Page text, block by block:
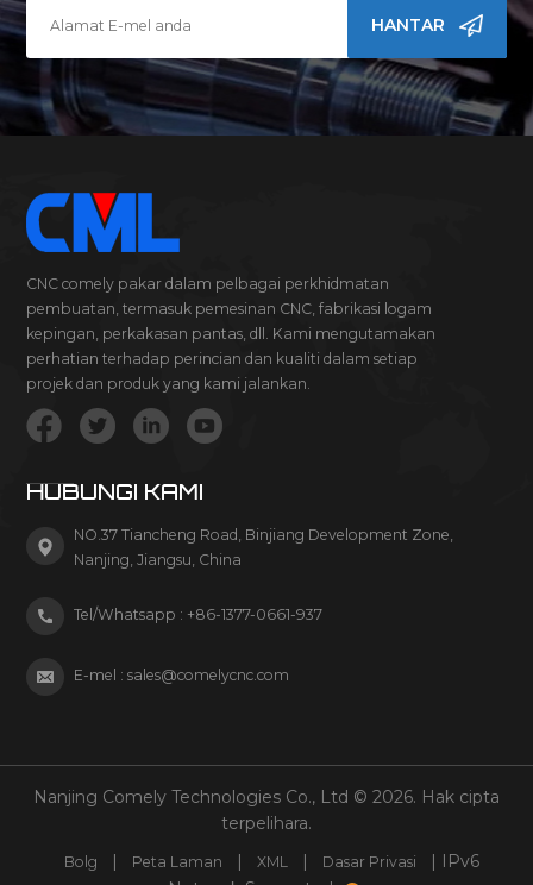
HANTAR
CNC comely pakar dalam pelbagai perkhidmatan
pembuatan, termasuk pemesinan CNC, fabrikasi logam
kepingan, perkakasan pantas, dll. Kami mengutamakan
perhatian terhadap perincian dan kualiti dalam setiap
projek dan produk yang kami jalankan.
HUBUNGI KAMI
NO.37 Tiancheng Road, Binjiang Development Zone,
Nanjing, Jiangsu, China
Tel/Whatsapp : +86-1377-0661-937
E-mel :sales@comelycnc.com
Nanjing Comely Technologies Co., Ltd © 2026. Hak cipta
terpelihara.
Bolg Peta Laman XML Dasar Privasi
| IPv6